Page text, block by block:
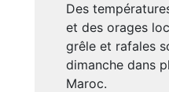
Des
et des orages
grêle et rafales
dimanche dans
Maroc.